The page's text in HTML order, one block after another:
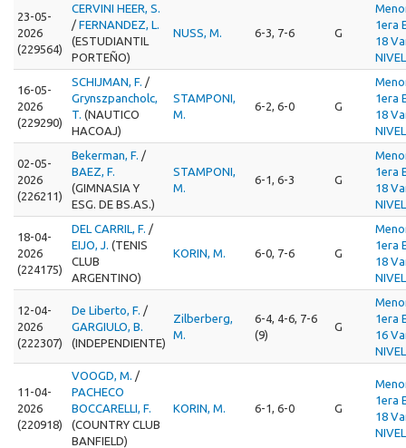
23-05-
2026
(229564)
CERVINI HEER, S.
/ FERNANDEZ, L.
(ESTUDIANTIL
PORTEÑO)
NUSS, M. 6-3, 7-6 G
1era
18
16-05-
2026
(229290)
SCHIJMAN, F. /
Grynszpancholc,
T. (NAUTICO
HACOAJ)
STAMPONI,
M.
6-2, 6-0 G
1era
18
02-05-
2026
(226211)
Bekerman, F. /
BAEZ, F.
(GIMNASIA Y
ESG. DE BS.AS.)
STAMPONI,
M.
6-1, 6-3 G
1era
18
18-04-
2026
(224175)
DEL CARRIL, F. /
EIJO, J. (TENIS
CLUB
ARGENTINO)
KORIN, M. 6-0, 7-6 G
1era
18
12-04-
2026
(222307)
De Liberto, F. /
GARGIULO, B.
(INDEPENDIENTE)
Zilberberg,
M.
6-4, 4-6, 7-6
(9)
G
1era
16
11-04-
2026
(220918)
VOOGD, M. /
PACHECO
BOCCARELLI, F.
(COUNTRY CLUB
BANFIELD)
KORIN, M. 6-1, 6-0 G
1era
18